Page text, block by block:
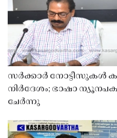
സർക്കാർ നോട്ടീസുകൾ
നിർദേശം; ഭാഷാ ന്യൂനപക്ഷ
ചേർന്നു